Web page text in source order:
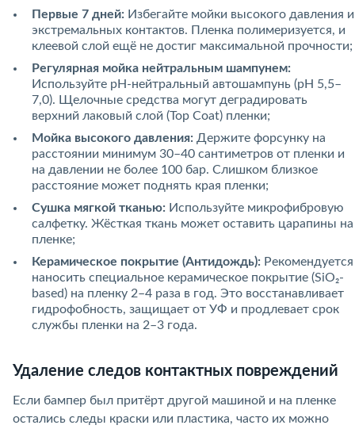
Первые 7 дней: Избегайте мойки высокого давления и
экстремальных контактов. Пленка полимеризуется, и
клеевой слой ещё не достиг максимальной прочности;
Регулярная мойка нейтральным шампунем:
Используйте pH-нейтральный автошампунь (pH 5,5–
7,0). Щелочные средства могут деградировать
верхний лаковый слой (Top Coat) пленки;
Мойка высокого давления: Держите форсунку на
расстоянии минимум 30–40 сантиметров от пленки и
на давлении не более 100 бар. Слишком близкое
расстояние может поднять края пленки;
Сушка мягкой тканью: Используйте микрофибровую
салфетку. Жёсткая ткань может оставить царапины на
пленке;
Керамическое покрытие (Антидождь): Рекомендуется
наносить специальное керамическое покрытие (SiO₂-
based) на пленку 2–4 раза в год. Это восстанавливает
гидрофобность, защищает от УФ и продлевает срок
службы пленки на 2–3 года.
Удаление следов контактных повреждений
Если бампер был притёрт другой машиной и на пленке
остались следы краски или пластика, часто их можно